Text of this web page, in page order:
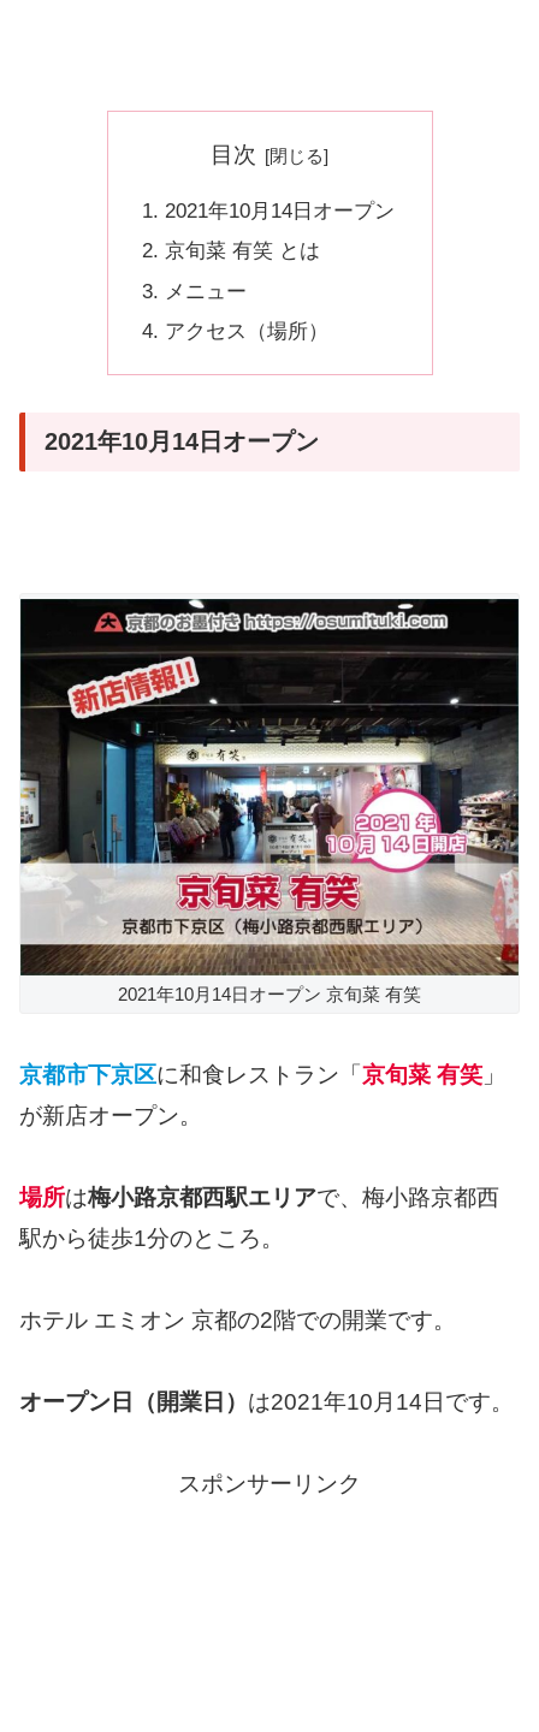
目次
2021年10月14日オープン
京旬菜 有笑 とは
メニュー
アクセス（場所）
2021年10月14日オープン
2021年10月14日オープン 京旬菜 有笑
京都市下京区に和食レストラン「京旬菜 有笑 」
が新店オープン。
場所は梅小路京都西駅エリアで、梅小路京都西
駅から徒歩1分のところ。
ホテル エミオン 京都の2階での開業です。
オープン日（開業日） は2021年10月14日です。
スポンサーリンク